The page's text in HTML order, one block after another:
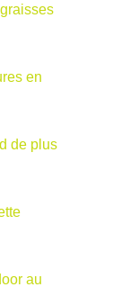
en
de plus
au